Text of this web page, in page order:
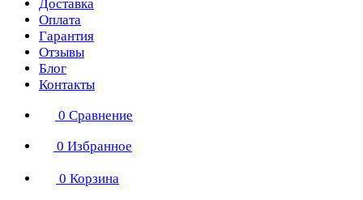
Доставка
Оплата
Гарантия
Отзывы
Блог
Контакты
0 Сравнение
0 Избранное
0 Корзина